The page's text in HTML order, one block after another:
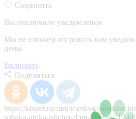
Сохранить
Вы отключили уведомления
Мы не сможем отправить вам
цены
Включить
Поделиться
https://kinpet.ru/card/moskva/sobaki/
sobaka-umka-ishchet-dom-i-semyu-